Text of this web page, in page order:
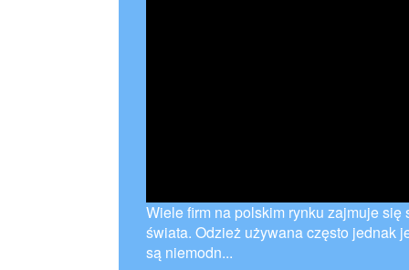
Wiele firm na polskim rynku zajmuje
świata. Odzież używana często jednak
są niemodn...